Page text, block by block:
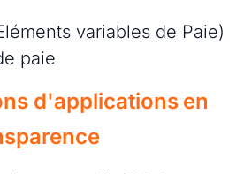
variables de Paie)
paie
d'applications en